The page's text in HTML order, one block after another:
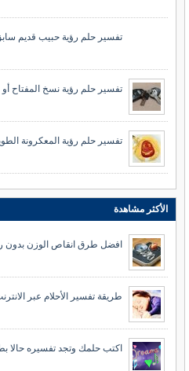
تفسير حلم رؤية حبيب قديم
تفسير حلم رؤية نسخ المفتاح
تفسير حلم رؤية المعكرونة
الأكثر مشاهدة
افضل طرق انقاص الوزن بدون
طريقة تفسير الأحلام عبر
اكتب حلمك وتجد تفسيره حالا